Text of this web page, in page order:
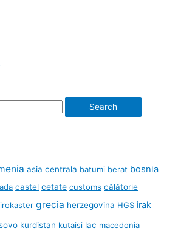
asia centrala batumi berat bosnia
castel cetate customs călătorie
grecia herzegovina HGS irak
kurdistan kutaisi lac macedonia